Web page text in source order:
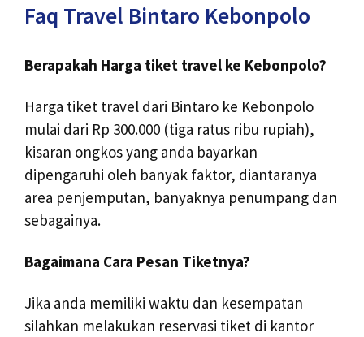
Faq Travel Bintaro Kebonpolo
Berapakah Harga tiket travel ke Kebonpolo?
Harga tiket travel dari Bintaro ke Kebonpolo
mulai dari Rp 300.000 (tiga ratus ribu rupiah),
kisaran ongkos yang anda bayarkan
dipengaruhi oleh banyak faktor, diantaranya
area penjemputan, banyaknya penumpang dan
sebagainya.
Bagaimana Cara Pesan Tiketnya?
Jika anda memiliki waktu dan kesempatan
silahkan melakukan reservasi tiket di kantor